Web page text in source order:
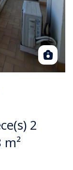
chambre(s) 67.8 m²